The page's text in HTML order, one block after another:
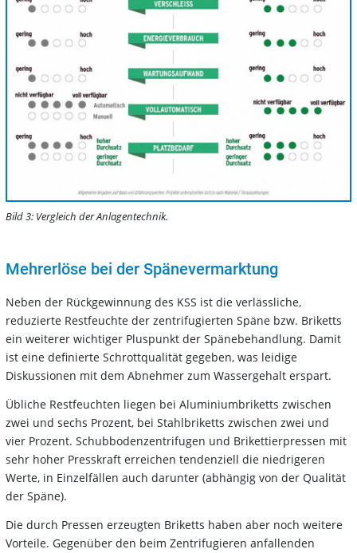
Bild 3: Vergleich der Anlagentechnik.
Mehrerlöse bei der Spänevermarktung
Neben der Rückgewinnung des KSS ist die verlässliche,
reduzierte Restfeuchte der zentrifugierten Späne bzw. Briketts
ein weiterer wichtiger Pluspunkt der Spänebehandlung. Damit
ist eine definierte Schrottqualität gegeben, was leidige
Diskussionen mit dem Abnehmer zum Wassergehalt erspart.
Übliche Restfeuchten liegen bei Aluminiumbriketts zwischen
zwei und sechs Prozent, bei Stahlbriketts zwischen zwei und
vier Prozent. Schubbodenzentrifugen und Brikettierpressen mit
sehr hoher Presskraft erreichen tendenziell die niedrigeren
Werte, in Einzelfällen auch darunter (abhängig von der Qualität
der Späne).
Die durch Pressen erzeugten Briketts haben aber noch weitere
Vorteile. Gegenüber den beim Zentrifugieren anfallenden